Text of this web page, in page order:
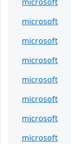
microsoft
microsoft
microsoft
microsoft
microsoft
microsoft
microsoft